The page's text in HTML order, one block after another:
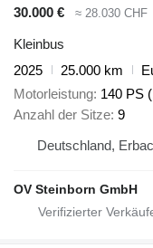
30.000 €
≈ 28.030 CHF
Kleinbus
2025
25.000 km
Motorleistung 140 PS
Anzahl der Sitze 9
Deutschland,
OV Steinborn GmbH